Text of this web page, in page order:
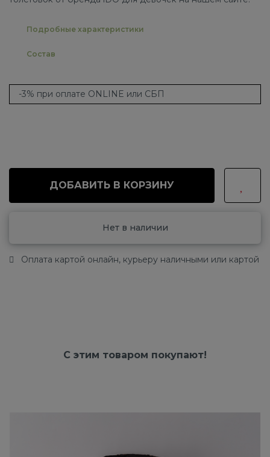
Подробные характеристики
Состав
-3% при оплате ONLINE или СБП
ДОБАВИТЬ В КОРЗИНУ
Нет в наличии
Оплата картой онлайн, курьеру наличными или картой
С этим товаром покупают!